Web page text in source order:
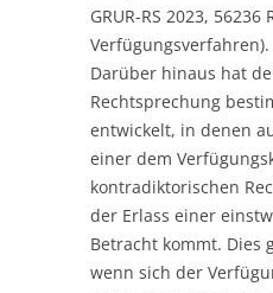
GRUR-RS 2023,
Verfügungsverfahren).
Darüber hinaus hat
Rechtsprechung
entwickelt, in denen
einer dem
kontradiktorischen
der Erlass einer
Betracht kommt. Dies
wenn sich der